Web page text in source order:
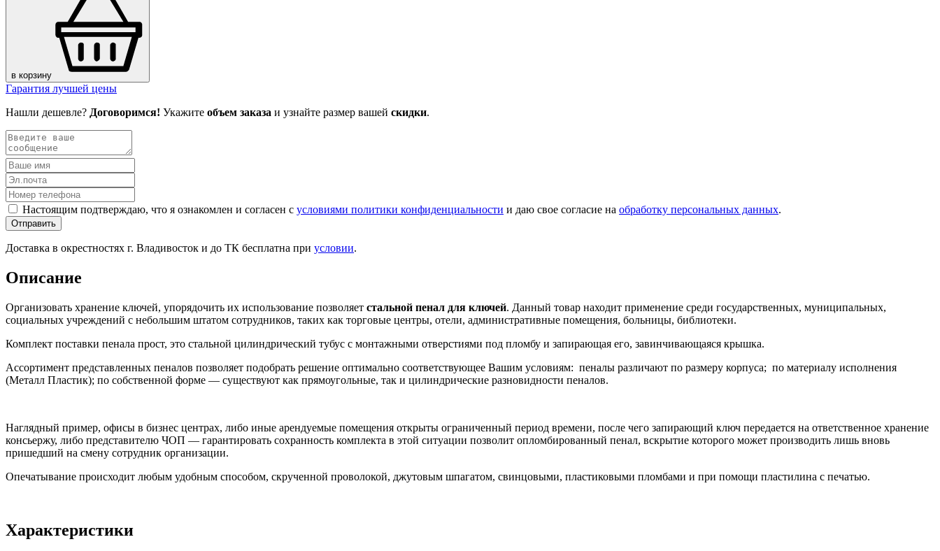
в корзину
Гарантия лучшей цены
Нашли дешевле? Договоримся! Укажите объем заказа и узнайте размер вашей скидки.
Настоящим подтверждаю, что я ознакомлен и согласен с условиями политики конфиденциальности и даю свое согласие на обработку персональных данных.
Отправить
Доставка в окрестностях г. Владивосток и до ТК бесплатна при условии.
Описание
Организовать хранение ключей, упорядочить их использование позволяет стальной пенал для ключей. Данный товар находит применение среди государственных, муниципальных,
социальных учреждений с небольшим штатом сотрудников, таких как торговые центры, отели, административные помещения, больницы, библиотеки.
Комплект поставки пенала прост, это стальной цилиндрический тубус с монтажными отверстиями под пломбу и запирающая его, завинчивающаяся крышка.
Ассортимент представленных пеналов позволяет подобрать решение оптимально соответствующее Вашим условиям: пеналы различают по размеру корпуса; по материалу исполнения
(Металл Пластик); по собственной форме — существуют как прямоугольные, так и цилиндрические разновидности пеналов.
Наглядный пример, офисы в бизнес центрах, либо иные арендуемые помещения открыты ограниченный период времени, после чего запирающий ключ передается на ответственное хранение
консьержу, либо представителю ЧОП — гарантировать сохранность комплекта в этой ситуации позволит опломбированный пенал, вскрытие которого может производить лишь вновь
пришедший на смену сотрудник организации.
Опечатывание происходит любым удобным способом, скрученной проволокой, джутовым шпагатом, свинцовыми, пластиковыми пломбами и при помощи пластилина с печатью.
Характеристики